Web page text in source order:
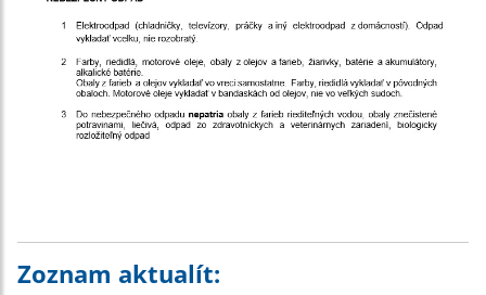
Zoznam aktualít: